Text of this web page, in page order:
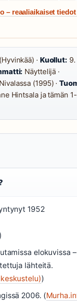
– reaaliaikaiset tiedot
· Kuollut: 9.
Näyttelijä ·
(1995) ·
Hintsala ja tämän 1-
1952
)
elokuvissa –
lähteitä.
)
2006. (